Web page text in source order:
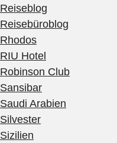
Reiseblog
Reisebüroblog
Rhodos
RIU Hotel
Robinson Club
Sansibar
Saudi Arabien
Silvester
Sizilien